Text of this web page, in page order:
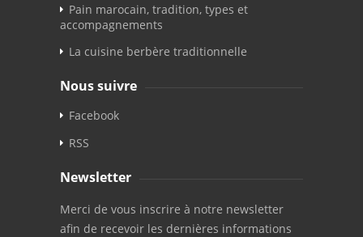
Pain marocain, tradition, types et
accompagnements
La cuisine berbère traditionnelle
Nous suivre
Facebook
RSS
Newsletter
Merci de vous inscrire à notre newsletter
afin de recevoir les dernières informations